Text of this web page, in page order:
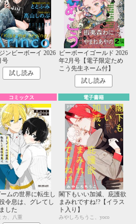
ンビーボーイ 2026
号
試し読み
ビーボーイゴールド 2026
年2月号【電子限定ため
こう先生ネーム付】
試し読み
コミックス
ムの世界に転生し
令息は、グレてし
した
カ、八重
電子書籍
閣下もいい加減、庇護欲
まみれですね!?【イラス
ト入り】
みやしろちうこ、yoco